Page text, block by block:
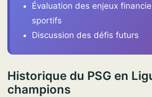
Évaluation des enjeux
sportifs
Discussion des défis futurs
Historique du PSG en
champions